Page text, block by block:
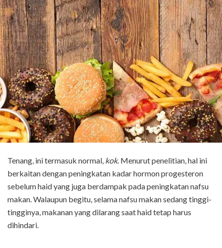
Tenang, ini termasuk normal, kok. Menurut penelitian, hal ini
berkaitan dengan peningkatan kadar hormon progesteron
sebelum haid yang juga berdampak pada peningkatan nafsu
makan. Walaupun begitu, selama nafsu makan sedang tinggi-
tingginya, makanan yang dilarang saat haid tetap harus
dihindari.